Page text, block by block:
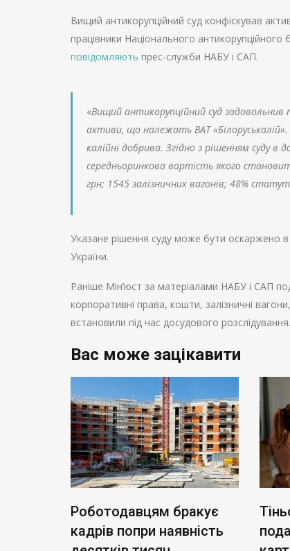
Вищий антикорупційний суд конфіскував
працівники Національного
повідомляють прес-служби НАБУ і САП.
«Вищий антикорупційний суд задовольнив
активи, що належать ВАТ
калійні добрива. Згідно з рішенням суду
середньоринкова вартість якого
грн; 1545 залізничних вагонів; 48%
Указане рішення суду може бути оскаржено
України.
Раніше Мін’юст за матеріалами НАБУ і САП
корпоративні права, кошти, залізничні
встановили під час досудового розслідування.
Вас може зацікавити
Роботодавцям бракує
кадрів попри наявність